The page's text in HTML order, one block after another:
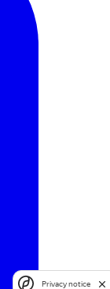
Privacy notice